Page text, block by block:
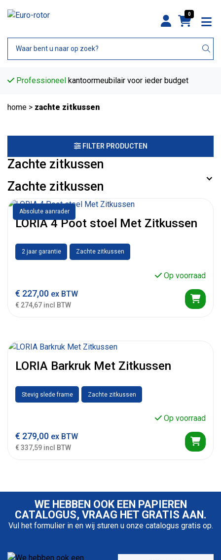
0
Professioneel kantoormeubilair voor ieder budget
home > zachte zitkussen
FILTER PRODUCTEN
Zachte zitkussen
Zachte zitkussen
Absolute aanrader
LORIA 4 Poot stoel Met Zitkussen
2 jaar garantie Zachte zitkussen
Op voorraad
€ 227,00 ex BTW
€ 274,67 incl BTW
LORIA Barkruk Met Zitkussen
Stevig slede frame Zachte zitkussen
Op voorraad
€ 279,00 ex BTW
€ 337,59 incl BTW
WE HEBBEN OOK EEN PAPIEREN
CATALOGUS, VRAAG HET GRATIS AAN.
Vul het formulier in en wij sturen u onze catalogus gratis op.